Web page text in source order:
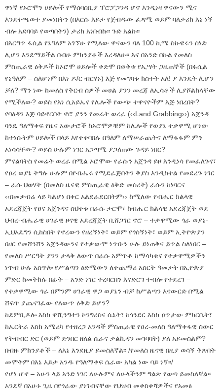
ዋነኛ የኦሮሞን ሀይሎች የማሰባሰቢያ ፕሮፓጋንዳ ሆኖ እንዲነዛ ዋናውን ሚና
እንደተጫወተ ያመነበትን (በእርሱ እይታ የጀብዱው ፈጻሚ ወይም ባለታሪክ እኔ ነኝ
ብሎ አደባባይ የወጣበትን) ታሪክ አነበብኩ፡፡ ጉድ አልኩ፡፡
በእርግጥ ፋሲል የኔዓለም አገኘሁ የሚለው ዋናውን ባለ 100 ኪሜ ስኩዌሩን ሰነድ
ሊሆን እንደማይችል በብዙ ምክንያቶች እረዳለሁ፡፡ እና በአንድ በኩል የመለስ
ምስጢራዊ ዕቅዶች ከኦሮሞ ሀይሎች ቀድሞ በወቅቱ የኢሣት ጋዜጠኞች (በፋሲል
የኔዓለም – ስለሆነም በእነ ዶ/ር ብርሃኑ) እጅ የመግባቱ ክስተት አለ! ያ እንዴት ሊሆን
ቻለ? ማን ነው ከመለስ የቅርብ ሰዎች መሀል ያንን መረጃ ለኢሳቶች ሊያሾልክላቸው
የሚችለው? ወይስ የእነ ሲአይኤና የሌሎች የውጭ ተዋናዮችም እጅ ነበረበት?
የባዕዳን እጅ ባይኖርበት ኖሮ ያንን የመሬት ወረራ (‹‹Land Grabbing››) አጀንዳ
ባንዴ ዓለማቀፍ የዜና አውታሮች ከኦሮሞዎቹም ከሌሎች የወያኔ ተቃዋሚ ሆነው
ከተነሱትም ሀይሎች በላይ እየተቀባበሉ በዓለም ለማሠራጨትና ለማፋፋም ምን
አነሳሳቸው? ወይስ ሁሉም ነገር አጋጣሚ ያጋለጠው ጉዳይ ነበር?
ምናልባትስ የመሬት ወረራ በሚል ኦሮሞው የራሱን አጀንዳ ይዞ እንዲነሳ የመፈለጉና፣
የፀረ ወያኔ ትግሉ ሁሉም በየብሔሩ የሚደራጅበትን ቅያስ እንዲከተል የመደረጉ ነገር
– ራሱ ህወሃት (በመለስ ዜናዊ ምስጢራዊ ዕቅድ መሰረት) ራሱን ከነባርና
‹‹በመቃብሬ ላይ ካልሆነ በቀር አልደራደርበትም›› ከሚለው የብሔር ክልላዊ
አደረጃጀት የፀና አጀንዳና ስህተቱ በራሱ ታርሞ፣ ከብሔር ክልላዊ አደረጃጀት ወደ
ህብረ-ብሔራዊ ሀገራዊ ዞናዊ አደረጃጀት ቢሸጋገር ኖሮ – ተቃዋሚው ጎራ ወያኔ-
ኢህአዴግን ሲከስበት የኖረውን የዘረኝነት፣ ወይም የጎሰኝነት፣ ወይም ኢትዮጵያን
በዘር የመሸንሸን አጀንዳውንና የተቃውሞ ነጥቡን ሁሉ ይነጠቅና ይጥል ስለነበር –
የመለስ ሥርዓት ያንን ታላቅ ለውጥ በራሱ አምጥቶ ከማሳካቱና የተቃዋሚዎችን
ነጥብ ሁሉ አስጥሎ የሥልጣን ዕድሜውን ለተጨማሪ አስርት ዓመታት በኢዮጵያ
ምድር ከመትከሉ በፊት – አንድ ነገር ተረባርበን እናድርግ ተብሎ የተደረገ –
የተቃዋሚው ጎራ በምንም ሀገራዊ ዋጋ ወያኔን ብቻ ከሥልጣን እናውርድ በሚል
ሸፍጥ ያጨናገፈው የለውጥ ዕቅድ ይሆን?
ከደምቢዶሎ እስከ ዋሺንግተን ኮንግረስና ሴኔት፣ ከጎንደር እስከ ፀጥታው ምክርቤት፣
ከኤርትራ እስከ አሜሪካ የተዘረጋ አንዳች ምስጢራዊ የፀረ-መለስ ዓለማቀፋዊ ስውር
የትብብር ድር (ወይም ድንበር ዘለል ሴራና ቃልኪዳን መገባባት) ያለ አይመስልም?
በብዙ ምክንያቶች – ለእኔ እንደዚያ ይመስለኛል፡፡ /የመለስ ዜናዊ በዚያ ወሳኝ ቅጽበት
መሞትም በእኔ እይታ አንዱ የዓለማቀፍ ሴራው አካል ነው ባይ ነኝ፡፡/
የሆነ ሆኖ – አሁን ላይ አንድ ነገር ለሁሉምና ለሁላችንም ግልጽ የወጣ ይመስለኛል፡፡
አንደኛ በአሁኑ ጊዜ በየጎራው ያነገብናቸው የህዝብ መቀስቀሻዎችና የአመፅ